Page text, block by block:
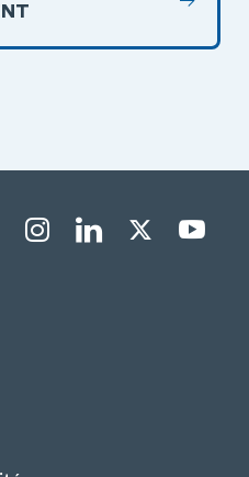
liens sociaux